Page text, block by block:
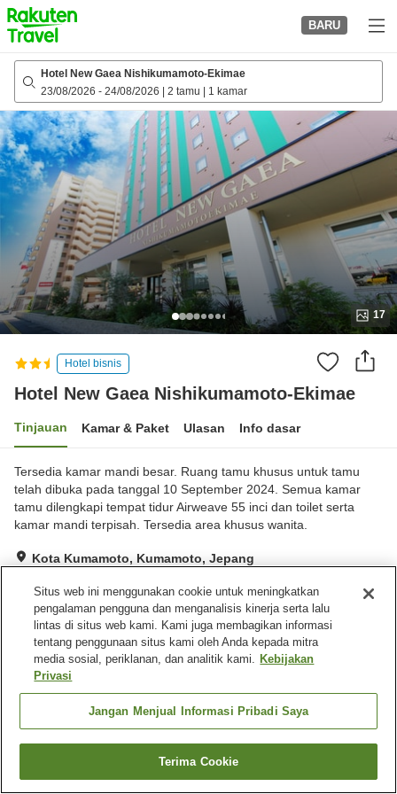
to
top
page
BARU
Hotel New Gaea Nishikumamoto-Ekimae
23/08/2026 - 24/08/2026 2 tamu 1 kamar
17
Hotel bisnis
Hotel New Gaea Nishikumamoto-Ekimae
Tinjauan Kamar & Paket Ulasan Info dasar
Tersedia kamar mandi besar. Ruang tamu khusus untuk tamu
telah dibuka pada tanggal 10 September 2024. Semua kamar
tamu dilengkapi tempat tidur Airweave 55 inci dan toilet serta
kamar mandi terpisah. Tersedia area khusus wanita.
Kota Kumamoto, Kumamoto, Jepang
Hebat Ulasan:268
Fasilitas properti
Tempat parkir
Beranda Jepang Kumamoto
Kota Kumamoto
Hotel New Gaea Nishikumamoto-Ekimae
Cari kamar
Situs web ini menggunakan cookie untuk meningkatkan
pengalaman pengguna dan menganalisis kinerja serta lalu
lintas di situs web kami. Kami juga membagikan informasi
tentang penggunaan situs kami oleh Anda kepada mitra
media sosial, periklanan, dan analitik kami. Kebijakan
Privasi
Jangan Menjual Informasi Pribadi Saya
Terima Cookie